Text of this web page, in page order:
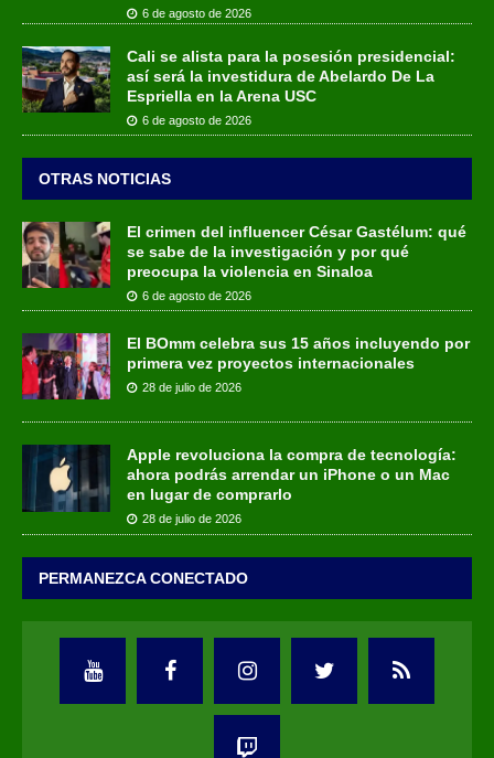
6 de agosto de 2026
Cali se alista para la posesión presidencial:
así será la investidura de Abelardo De La
Espriella en la Arena USC
6 de agosto de 2026
OTRAS NOTICIAS
El crimen del influencer César Gastélum: qué
se sabe de la investigación y por qué
preocupa la violencia en Sinaloa
6 de agosto de 2026
El BOmm celebra sus 15 años incluyendo por
primera vez proyectos internacionales
28 de julio de 2026
Apple revoluciona la compra de tecnología:
ahora podrás arrendar un iPhone o un Mac
en lugar de comprarlo
28 de julio de 2026
PERMANEZCA CONECTADO